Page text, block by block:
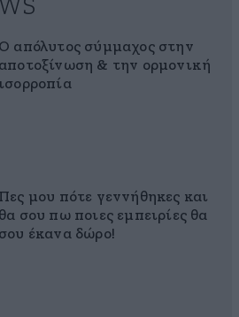
Ο απόλυτος σύμμαχος στην
αποτοξίνωση & την ορμονική
ισορροπία
Πες μου πότε γεννήθηκες και
θα σου πω ποιες εμπειρίες θα
σου έκανα δώρο!